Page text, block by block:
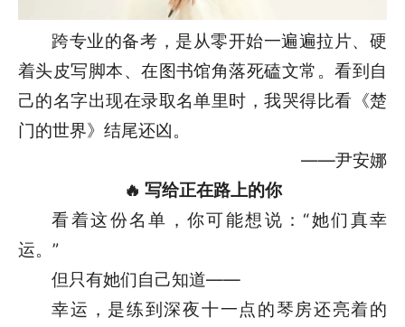
跨专业的备考，是从零开始一遍遍拉片、硬
着头皮写脚本、在图书馆角落死磕文常。看到自
己的名字出现在录取名单里时，我哭得比看《楚
门的世界》结尾还凶。
——尹安娜
🔥 写给正在路上的你
看着这份名单，你可能想说：“她们真幸
运。”
但只有她们自己知道——
幸运，是练到深夜十一点的琴房还亮着的